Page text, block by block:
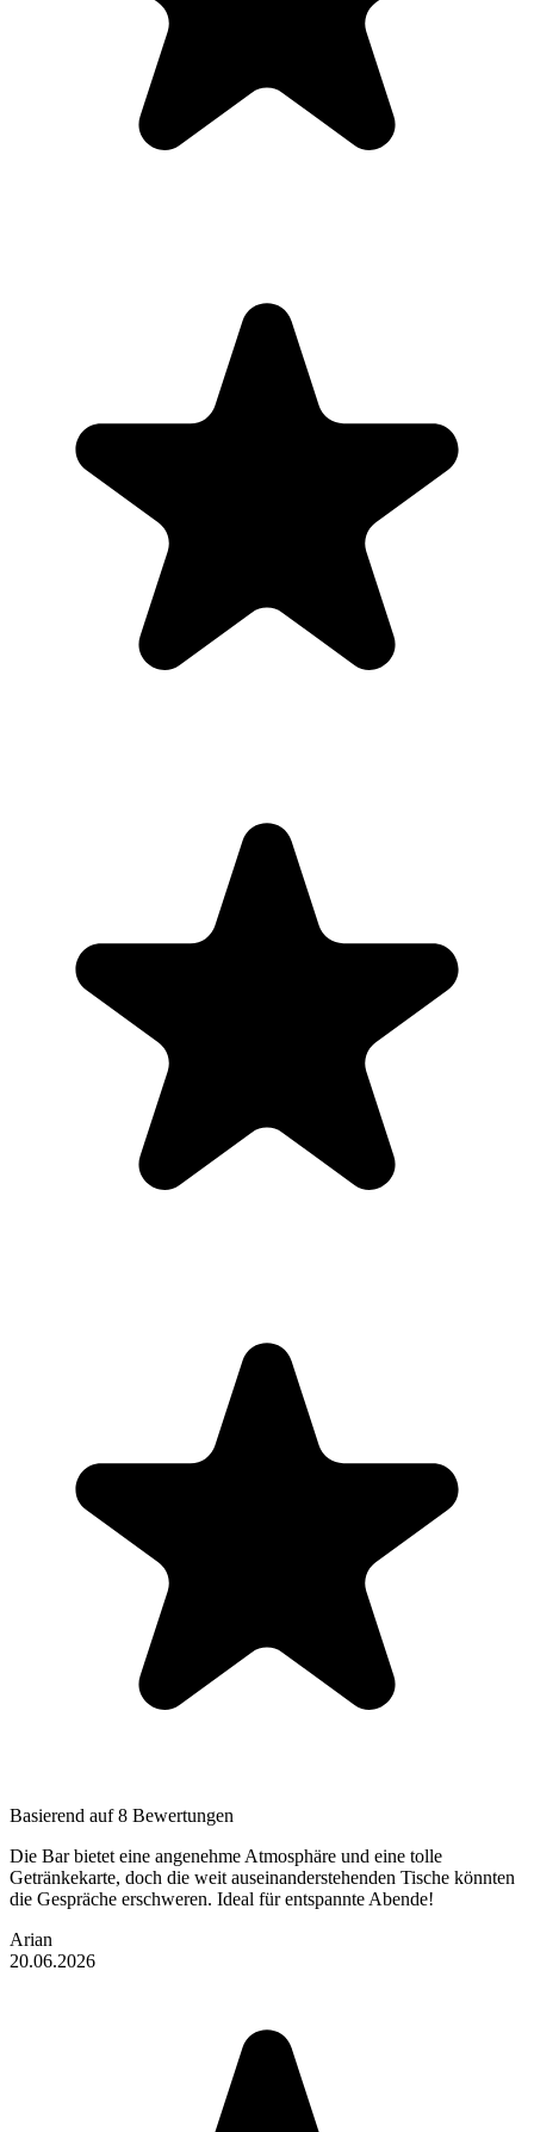
Basierend auf 8 Bewertungen
Die Bar bietet eine angenehme Atmosphäre und eine tolle
Getränkekarte, doch die weit auseinanderstehenden Tische könnten
die Gespräche erschweren. Ideal für entspannte Abende!
Arian
20.06.2026